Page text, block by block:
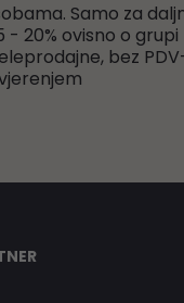
Samo za
20% ovisno o grupi
bez